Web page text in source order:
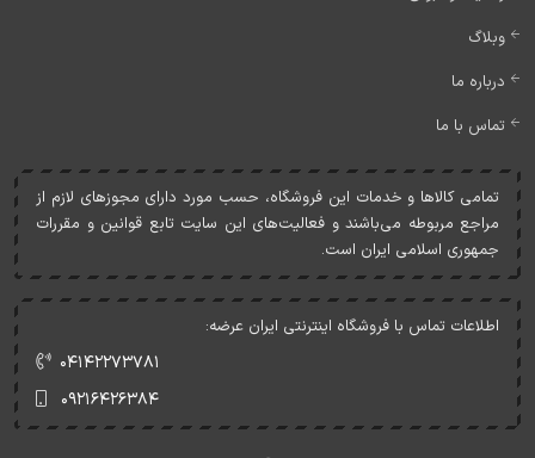
وبلاگ
درباره ما
تماس با ما
تمامی کالاها و خدمات اين فروشگاه، حسب مورد دارای مجوزهای لازم از
مراجع مربوطه می‌باشند و فعاليت‌های اين سايت تابع قوانين و مقررات
جمهوری اسلامی ايران است.
اطلاعات تماس با فروشگاه اینترنتی ایران عرضه:
۰۴۱۴۲۲۷۳۷۸۱
۰۹۲۱۶۴۲۶۳۸۴